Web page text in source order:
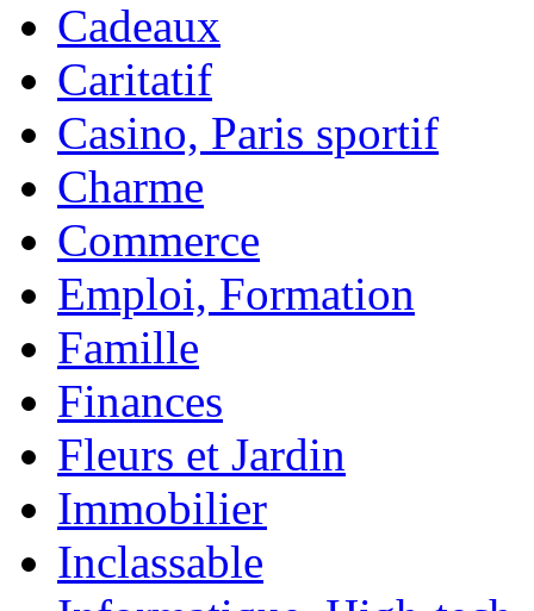
Cadeaux
Caritatif
Casino, Paris sportif
Charme
Commerce
Emploi, Formation
Famille
Finances
Fleurs et Jardin
Immobilier
Inclassable